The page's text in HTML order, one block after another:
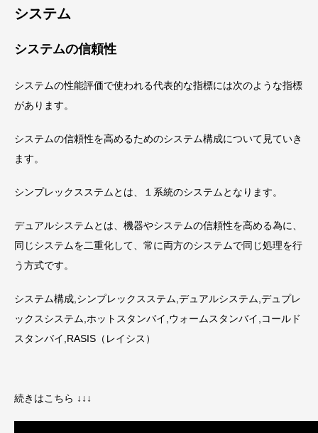
システム
システムの信頼性
システムの性能評価で使われる代表的な指標には次のような指標
があります。
システムの信頼性を高めるためのシステム構成について見ていき
ます。
シンプレックスステムとは、１系統のシステムとなります。
デュアルシステムとは、機器やシステムの信頼性を高める為に、
同じシステムを二重化して、常に両方のシステムで同じ処理を行
う方式です。
システム構成,シンプレックスステム,デュアルシステム,デュプレ
ックスシステム,ホットスタンバイ,ウォームスタンバイ,コールド
スタンバイ,RASIS（レイシス）
続きはこちら ↓↓↓